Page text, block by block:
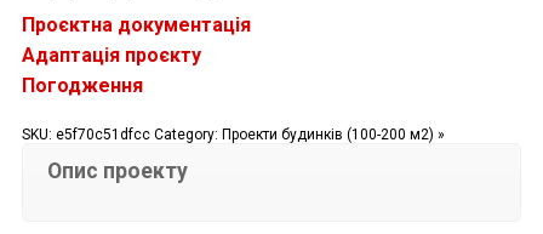
Проєктна документація
Адаптація проєкту
Погодження
SKU: e5f70c51dfcc Category: Проекти будинків (100-200 м2) »
Опис проекту